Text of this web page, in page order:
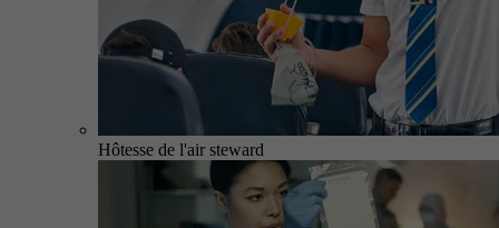
Hôtesse de l'air steward